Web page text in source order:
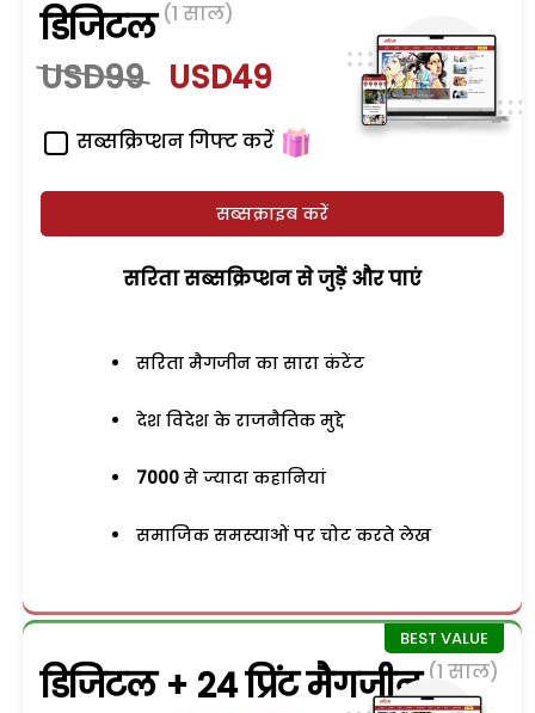
डिजिटल (1 साल)
USD99 USD49
सब्सक्रिप्शन गिफ्ट करें
सब्सक्राइब करें
सरिता सब्सक्रिप्शन से जुड़ेें और पाएं
सरिता मैगजीन का सारा कंटेंट
देश विदेश के राजनैतिक मुद्दे
7000 से ज्यादा कहानियां
समाजिक समस्याओं पर चोट करते लेख
डिजिटल + 24 प्रिंट मैगजीन (1 साल)